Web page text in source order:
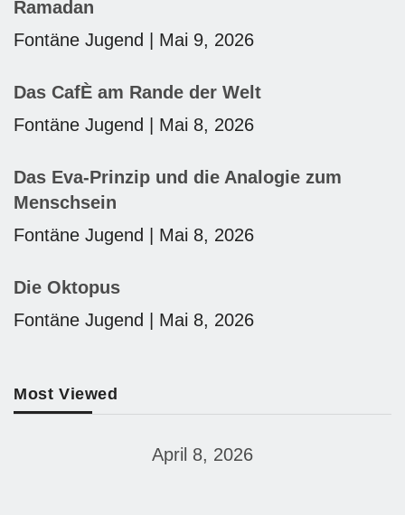
Ramadan
Fontäne Jugend
Mai 9, 2026
Das CafÈ am Rande der Welt
Fontäne Jugend
Mai 8, 2026
Das Eva-Prinzip und die Analogie zum
Menschsein
Fontäne Jugend
Mai 8, 2026
Die Oktopus
Fontäne Jugend
Mai 8, 2026
Most Viewed
April 8, 2026